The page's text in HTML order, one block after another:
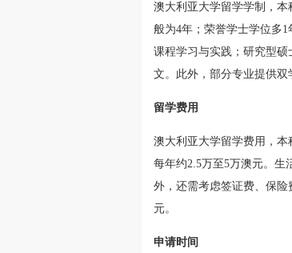
澳大利亚大学留学学制，
般为4年；荣誉学士学位多
课程学习与实践；研究型
文。此外，部分专业提供双
留学费用
澳大利亚大学留学费用，
每年约2.5万至5万澳元。生
外，还需考虑签证费、保
元。
申请时间